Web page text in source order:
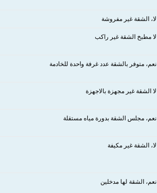
لا، الشقة غير مفروشة
لا مطبخ الشقة غير راكب
نعم، متوفر بالشقة عدد غرفة واحدة للخادمة
لا الشقة غير مجهزة بالاجهزة
نعم، مجلس الشقة بدورة مياه مستقلة
لا، الشقة غير مكيفة
نعم، الشقة لها مدخلين